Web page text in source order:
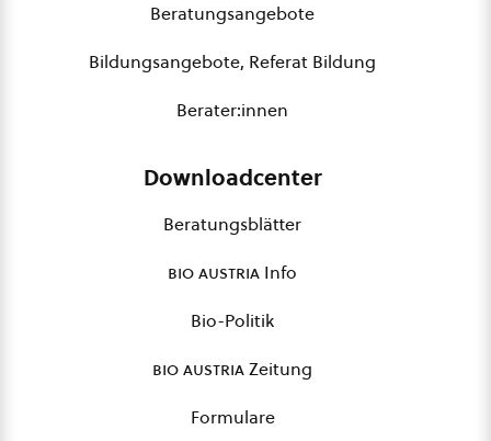
Beratungsangebote
Bildungsangebote, Referat Bildung
Berater:innen
Downloadcenter
Beratungsblätter
bio austria Info
Bio-Politik
bio austriaZeitung
Formulare